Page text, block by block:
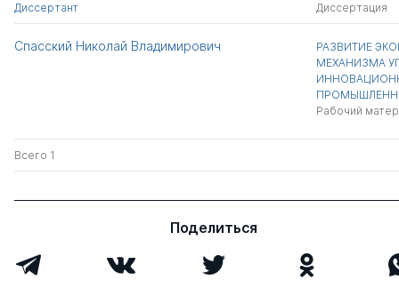
Диссертант Диссертация
Спасский Николай Владимирович
РАЗВИТИЕ
МЕХАНИЗМА
Рабочий
Всего 1
Поделиться